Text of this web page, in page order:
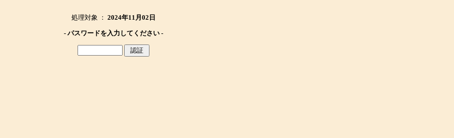
処理対象 ： 2024年11月02日
- パスワードを入力してください -